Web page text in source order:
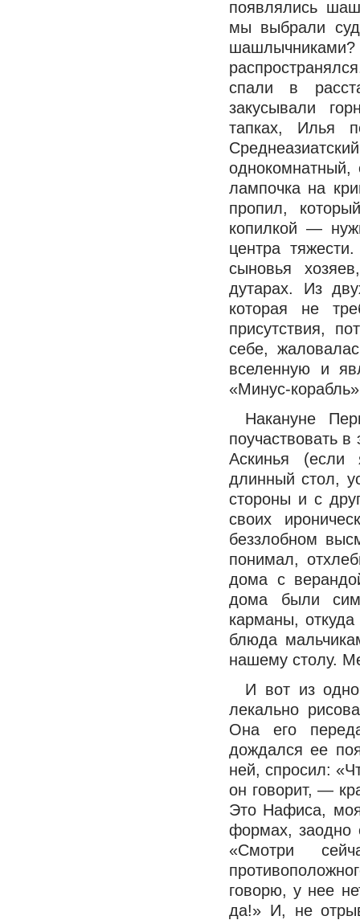
появлялись
мы выбрали
спали в
закусывали
тапках, Илья
лампочка на
пропил,
копилкой —
центра
сыновья
дутарах. Из
которая не
присутствия,
себе,
вселенную и
«Минус-
Накануне
поучаствовать
Аскинья (если
длинный стол,
стороны и с
своих
беззлобном
понимал,
дома с
дома были
карманы,
блюда
нашему столу.
И вот из
лекально
Она его
дождался ее
ней, спросил:
он говорит, —
Это Нафиса,
формах, заодно
«Смотри
говорю, у нее
да!» И, не